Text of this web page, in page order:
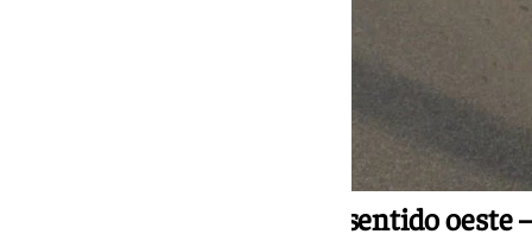
Calle Pacífico (número 43), sentido oeste